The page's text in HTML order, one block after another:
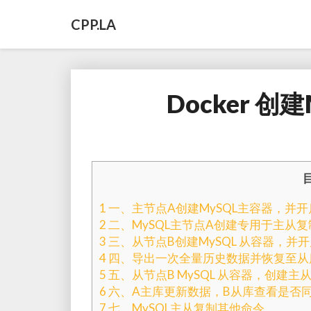
CPP.LA
Docker 创
1一、主节点A创建MySQL主容器，并
2 二、MySQL主节点A创建专用于主从
3 三、从节点B创建MySQL 从容器，并
4 四、导出一次全量历史数据并恢复至
5 五、从节点B MySQL 从容器，创建主
6 六、A主库更新数据，B从库查看是否
7七、MySQL主从复制其他命令